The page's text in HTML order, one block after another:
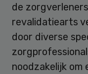
de
revalidatiearts
door diverse
noodzakelijk om